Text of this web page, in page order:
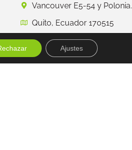
Vancouver E5-54 y Polonia.
Quito, Ecuador 170515
(+593 2) 2236 910
Ext: 101 / 118 /103
Ajustes